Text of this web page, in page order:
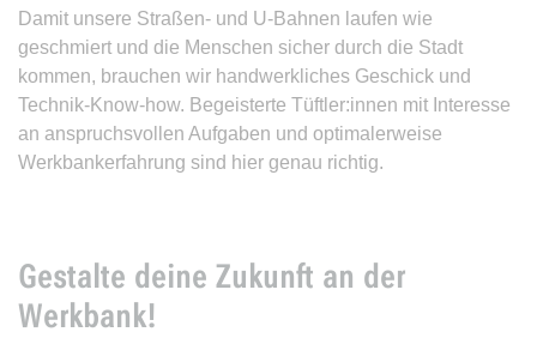
Damit unsere Straßen- und U-Bahnen laufen wie
geschmiert und die Menschen sicher durch die Stadt
kommen, brauchen wir handwerkliches Geschick und
Technik-Know-how. Begeisterte Tüftler:innen mit Interesse
an anspruchsvollen Aufgaben und optimalerweise
Werkbankerfahrung sind hier genau richtig.
Gestalte deine Zukunft an der
Werkbank!